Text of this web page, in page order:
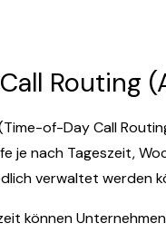
Routing
of-Day Call
je nach Tageszeit,
verwaltet werden
können